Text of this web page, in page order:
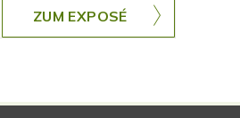
ZUM EXPOSÉ